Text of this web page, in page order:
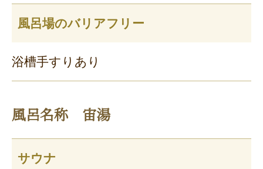
風呂場のバリアフリー
浴槽手すりあり
風呂名称 宙湯
サウナ